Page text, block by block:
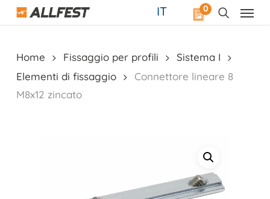
Skip
0
IT
Home Fissaggio per profili
Sistema I
Elementi di fissaggio
Connettore lineare 8
M8x12 zincato